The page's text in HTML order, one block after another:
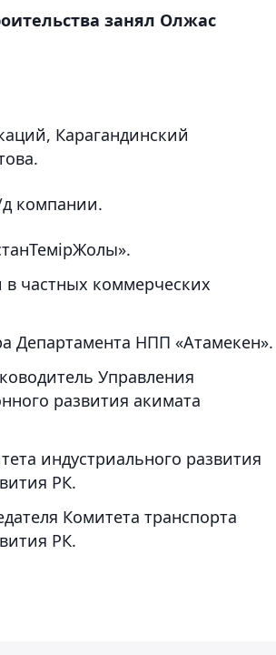
занял Олжас
Карагандинский
д компании.
в частных коммерческих
Департамента НПП «Атамекен».
Управления
развития акимата
индустриального развития
РК.
Комитета транспорта
РК.